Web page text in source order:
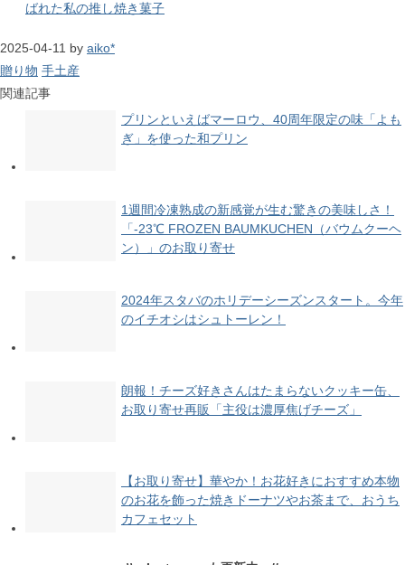
ばれた私の推し焼き菓子
2025-04-11 by aiko*
贈り物 手土産
関連記事
プリンといえばマーロウ、40周年限定の味「よも
ぎ」を使った和プリン
1週間冷凍熟成の新感覚が生む驚きの美味しさ！
「-23℃ FROZEN BAUMKUCHEN（バウムクーヘ
ン）」のお取り寄せ
2024年スタバのホリデーシーズンスタート。今年
のイチオシはシュトーレン！
朗報！チーズ好きさんはたまらないクッキー缶、
お取り寄せ再販「主役は濃厚焦げチーズ」
【お取り寄せ】華やか！お花好きにおすすめ本物
のお花を飾った焼きドーナツやお茶まで、おうち
カフェセット